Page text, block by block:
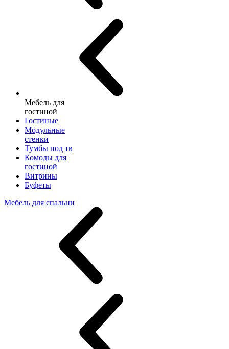
Мебель для
гостиной
Гостиные
Модульные
стенки
Тумбы под тв
Комоды для
гостиной
Витрины
Буфеты
Мебель для спальни